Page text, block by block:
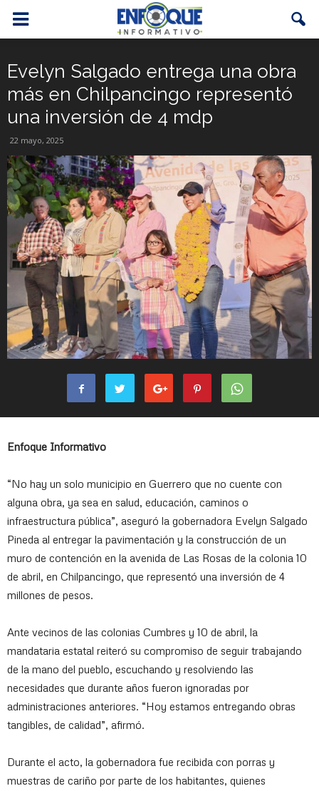
Evelyn Salgado entrega una obra
más en Chilpancingo representó
una inversión de 4 mdp
22 mayo, 2025
Enfoque Informativo
“No hay un solo municipio en Guerrero que no cuente con
alguna obra, ya sea en salud, educación, caminos o
infraestructura pública”, aseguró la gobernadora Evelyn Salgado
Pineda al entregar la pavimentación y la construcción de un
muro de contención en la avenida de Las Rosas de la colonia 10
de abril, en Chilpancingo, que representó una inversión de 4
millones de pesos.
Ante vecinos de las colonias Cumbres y 10 de abril, la
mandataria estatal reiteró su compromiso de seguir trabajando
de la mano del pueblo, escuchando y resolviendo las
necesidades que durante años fueron ignoradas por
administraciones anteriores. “Hoy estamos entregando obras
tangibles, de calidad”, afirmó.
Durante el acto, la gobernadora fue recibida con porras y
muestras de cariño por parte de los habitantes, quienes